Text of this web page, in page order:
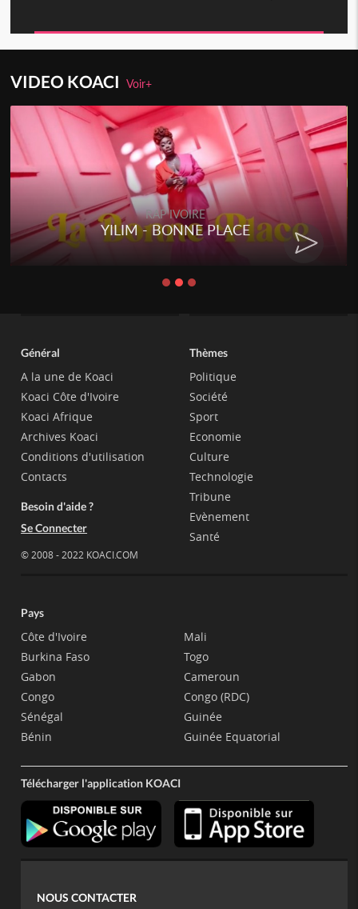
VIDEO KOACIVoir+
RAP IVOIRE
YILIM - BONNE PLACE
Général
A la une de Koaci
Koaci Côte d'Ivoire
Koaci Afrique
Archives Koaci
Conditions d'utilisation
Contacts
Besoin d'aide ?
Se Connecter
© 2008 - 2022 KOACI.COM
Thèmes
Politique
Société
Sport
Economie
Culture
Technologie
Tribune
Evènement
Santé
Pays
Côte d'Ivoire
Burkina Faso
Gabon
Congo
Sénégal
Bénin
Mali
Togo
Cameroun
Congo (RDC)
Guinée
Guinée Equatorial
Télécharger l'application KOACI
NOUS CONTACTER